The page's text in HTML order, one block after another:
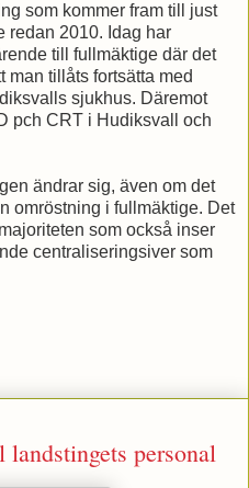
som kommer fram till just
redan 2010. Idag har
till fullmäktige där det
man tillåts fortsätta med
sjukhus. Däremot
pch CRT i Hudiksvall och
ändrar sig, även om det
omröstning i fullmäktige. Det
som också inser
centraliseringsiver som
personal